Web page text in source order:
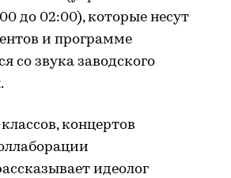
до 02:00), которые несут
и программе
со звука заводского
концертов
идеолог